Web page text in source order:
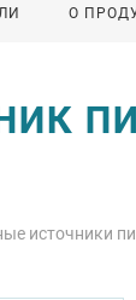
О
источники